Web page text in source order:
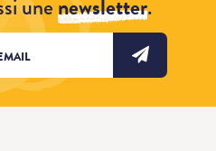
unenewsletter.